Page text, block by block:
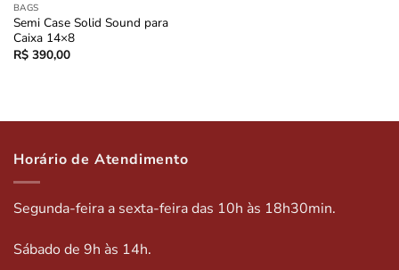
BAGS
Semi Case Solid Sound para
Caixa 14×8
R$390,00
Horário de Atendimento
Segunda-feira a sexta-feira das 10h às 18h30min.
Sábado de 9h às 14h.